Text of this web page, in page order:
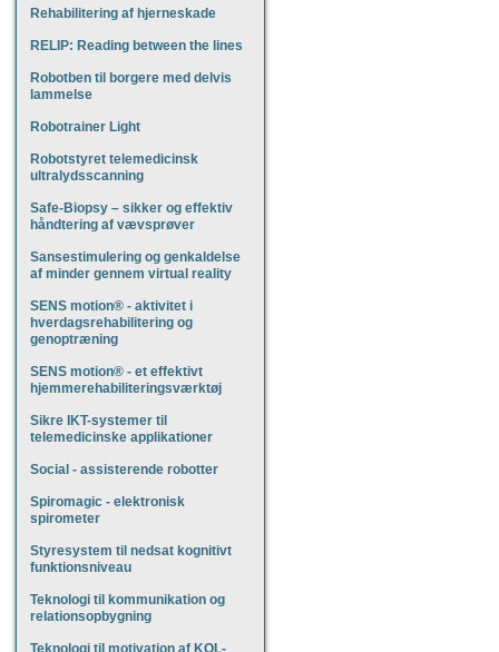
Rehabilitering af hjerneskade
RELIP: Reading between the lines
Robotben til borgere med delvis
lammelse
Robotrainer Light
Robotstyret telemedicinsk
ultralydsscanning
Safe-Biopsy – sikker og effektiv
håndtering af vævsprøver
Sansestimulering og genkaldelse
af minder gennem virtual reality
SENS motion® - aktivitet i
hverdagsrehabilitering og
genoptræning
SENS motion® - et effektivt
hjemmerehabiliteringsværktøj
Sikre IKT-systemer til
telemedicinske applikationer
Social - assisterende robotter
Spiromagic - elektronisk
spirometer
Styresystem til nedsat kognitivt
funktionsniveau
Teknologi til kommunikation og
relationsopbygning
Teknologi til motivation af KOL-